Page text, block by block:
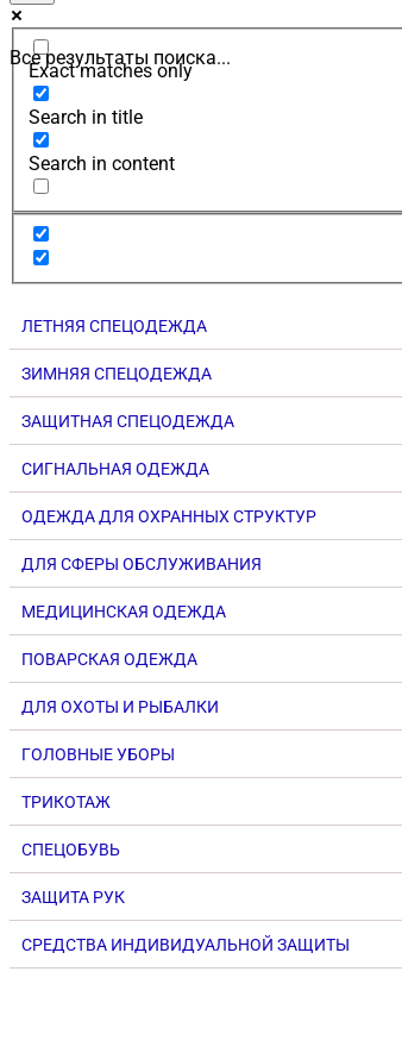
Все результаты поиска...
Exact matches only
Search in title
Search in content
ЛЕТНЯЯ СПЕЦОДЕЖДА
ЗИМНЯЯ СПЕЦОДЕЖДА
ЗАЩИТНАЯ СПЕЦОДЕЖДА
СИГНАЛЬНАЯ ОДЕЖДА
ОДЕЖДА ДЛЯ ОХРАННЫХ СТРУКТУР
ДЛЯ СФЕРЫ ОБСЛУЖИВАНИЯ
МЕДИЦИНСКАЯ ОДЕЖДА
ПОВАРСКАЯ ОДЕЖДА
ДЛЯ ОХОТЫ И РЫБАЛКИ
ГОЛОВНЫЕ УБОРЫ
ТРИКОТАЖ
СПЕЦОБУВЬ
ЗАЩИТА РУК
СРЕДСТВА ИНДИВИДУАЛЬНОЙ ЗАЩИТЫ